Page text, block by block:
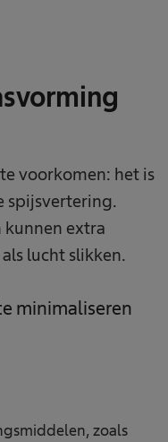
voorkomen: het is
spijsvertering.
extra
lucht slikken.
minimaliseren
zoals